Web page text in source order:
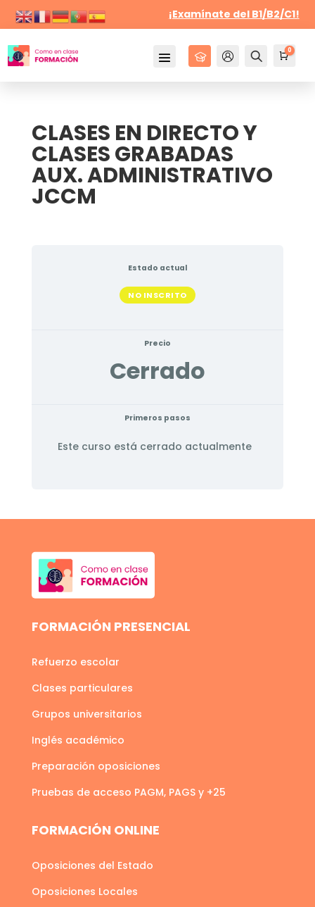
¡Examínate del B1/B2/C1!
Cursos Mi Cuenta
Buscar
0
CLASES EN DIRECTO Y
CLASES GRABADAS
AUX. ADMINISTRATIVO
JCCM
Estado actual
NO INSCRITO
Precio
Cerrado
Primeros pasos
Este curso está cerrado actualmente
FORMACIÓN PRESENCIAL
Refuerzo escolar
Clases particulares
Grupos universitarios
Inglés académico
Preparación oposiciones
Pruebas de acceso PAGM, PAGS y +25
FORMACIÓN ONLINE
Oposiciones del Estado
Oposiciones Locales